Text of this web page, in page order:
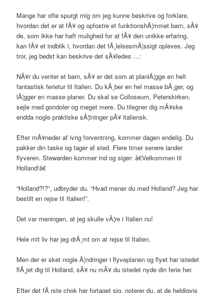
Mange har ofte spurgt mig om jeg kunne beskrive og forklare,
hvordan det er at fÃ¥ og opfostre et funktionshÃ¦mmet barn, sÃ¥
de, som ikke har haft mulighed for at fÃ¥ den unikke erfaring,
kan fÃ¥ et indblik i, hvordan det fÃ¸lelsesmÃ¦ssigt opleves. Jeg
tror, jeg bedst kan beskrive det sÃ¥ledes …:
NÃ¥r du venter et barn, sÃ¥ er det som at planlÃ¦gge en helt
fantastisk ferietur til Italien. Du kÃ¸ber en hel masse bÃ¸ger, og
lÃ¦gger en masse planer. Du skal se Colloseum, Peterskirken,
sejle med gondoler og meget mere. Du tilegner dig mÃ¥ske
endda nogle praktiske sÃ¦tninger pÃ¥ italiensk.
Efter mÃ¥neder af ivrig forventning, kommer dagen endelig. Du
pakker din taske og tager af sted. Flere timer senere lander
flyveren. Stewarden kommer ind og siger: â€Velkommen til
Holland!â€
“Holland?!?”, udbryder du. “Hvad mener du med Holland? Jeg har
bestilt en rejse til Italien!”.
Det var meningen, at jeg skulle vÃ¦re i Italien nu!
Hele mit liv har jeg drÃ¸mt om at rejse til Italien.
Men der er sket nogle Ã¦ndringer i flyveplanen og flyet har istedet
flÃ¸jet dig til Holland, sÃ¥ nu mÃ¥ du istedet nyde din ferie her.
Efter det fÃ¸rste chok har fortaget sig, noterer du, at de heldigvis